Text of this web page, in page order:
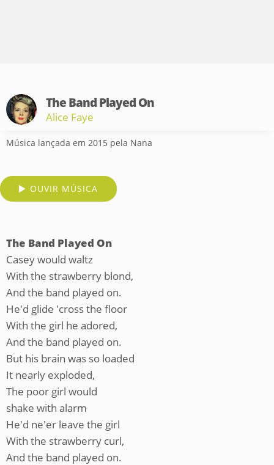
The Band Played On
Alice Faye
Música lançada em 2015 pela Nana
OUVIR MÚSICA
The Band Played On
Casey would waltz
With the strawberry blond,
And the band played on.
He'd glide 'cross the floor
With the girl he adored,
And the band played on.
But his brain was so loaded
It nearly exploded,
The poor girl would
shake with alarm
He'd ne'er leave the girl
With the strawberry curl,
And the band played on.